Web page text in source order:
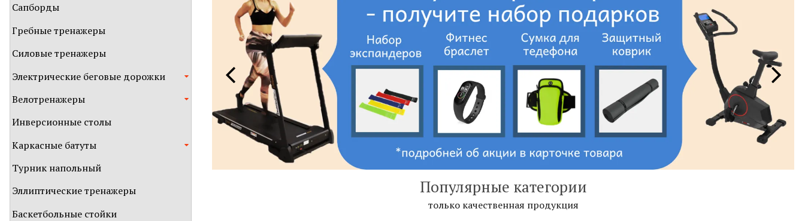
Сапборды
Гребные тренажеры
Силовые тренажеры
Электрические беговые дорожки
Велотренажеры
Инверсионные столы
Каркасные батуты
Турник напольный
Эллиптические тренажеры
Баскетбольные стойки
Популярные категории
только качественная продукция